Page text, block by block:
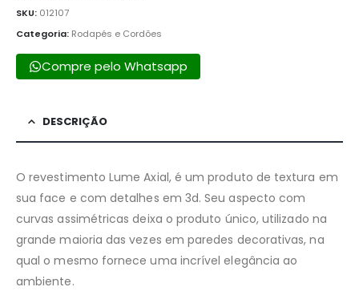
SKU: 012107
Categoria: Rodapés e Cordões
Compre pelo Whatsapp
DESCRIÇÃO
O revestimento Lume Axial, é um produto de textura em
sua face e com detalhes em 3d. Seu aspecto com
curvas assimétricas deixa o produto único, utilizado na
grande maioria das vezes em paredes decorativas, na
qual o mesmo fornece uma incrível elegância ao
ambiente.